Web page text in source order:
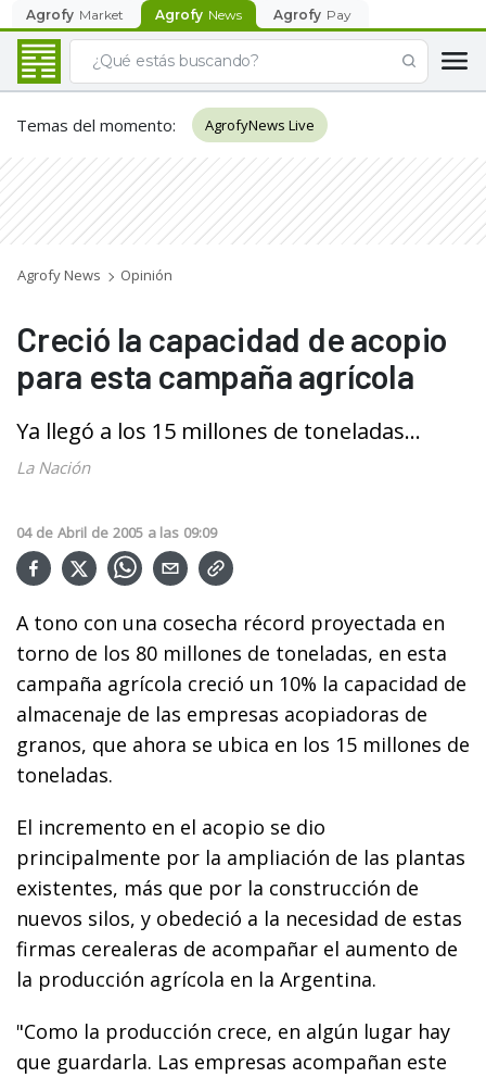
Agrofy Market Agrofy News Agrofy Pay
Temas del momento: AgrofyNews Live
Agrofy News Opinión
Creció la capacidad de acopio
para esta campaña agrícola
Ya llegó a los 15 millones de toneladas...
La Nación
04 de Abril de 2005 a las 09:09
A tono con una cosecha récord proyectada en
torno de los 80 millones de toneladas, en esta
campaña agrícola creció un 10% la capacidad de
almacenaje de las empresas acopiadoras de
granos, que ahora se ubica en los 15 millones de
toneladas.
El incremento en el acopio se dio
principalmente por la ampliación de las plantas
existentes, más que por la construcción de
nuevos silos, y obedeció a la necesidad de estas
firmas cerealeras de acompañar el aumento de
la producción agrícola en la Argentina.
"Como la producción crece, en algún lugar hay
que guardarla. Las empresas acompañan este